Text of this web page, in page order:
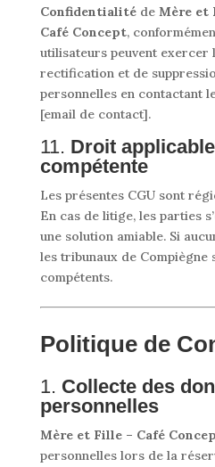
Confidentialitéde Mère et
Café Concept,
utilisateurs peuvent exercer
rectification et de
personnelles en contactant
[email de contact].
11. Droit
compétente
Les présentes CGU sont
En cas de litige, les parties
une solution amiable. Si
les tribunaux de Compiègne
compétents.
Politique de
1. Collecte des
personnelles
Mère et Fille – Café
personnelles lors de la